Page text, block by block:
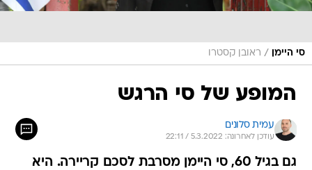
סי היימן / ראובן קסטרו
המופע של סי הרגש
עמית סלונים
עודכן לאחרונה: 5.3.2022 / 22:11
גם בגיל 60, סי היימן מסרבת לסכם קריירה. היא